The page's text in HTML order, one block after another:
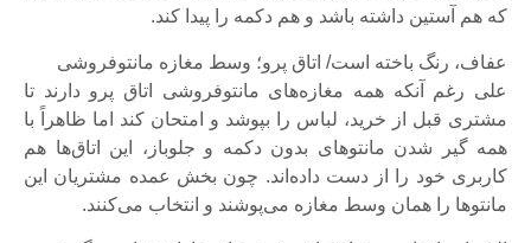
که هم آستین داشته باشد و هم دکمه را پیدا کند.
عفاف، رنگ باخته است/ اتاق پرو؛ وسط مغازه مانتوفروشی
علی رغم آنکه همه مغازه‌های مانتوفروشی اتاق پرو دارند تا
مشتری قبل از خرید، لباس را بپوشد و امتحان کند اما ظاهراً با
همه گیر شدن مانتوهای بدون دکمه و جلوباز، این اتاق‌ها هم
کاربری خود را از دست داده‌اند. چون بخش عمده مشتریان این
مانتوها را همان وسط مغازه می‌پوشند و انتخاب می‌کنند.